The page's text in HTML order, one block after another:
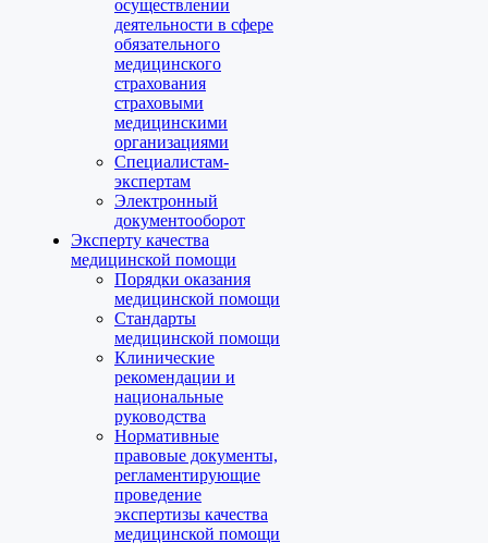
осуществлении
деятельности в сфере
обязательного
медицинского
страхования
страховыми
медицинскими
организациями
Специалистам-
экспертам
Электронный
документооборот
Эксперту качества
медицинской помощи
Порядки оказания
медицинской помощи
Стандарты
медицинской помощи
Клинические
рекомендации и
национальные
руководства
Нормативные
правовые документы,
регламентирующие
проведение
экспертизы качества
медицинской помощи